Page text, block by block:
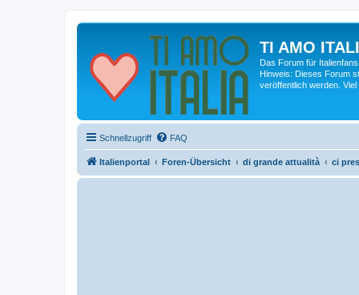
TI AMO
Das Forum für
Hinweis: Dieses Forum
veröffentlich werden.
Schnellzugriff FAQ
Italienportal Foren-Übersicht di grande attualità ci